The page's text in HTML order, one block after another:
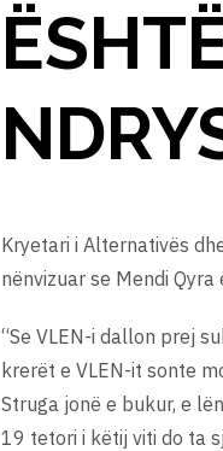
Kryetari i Alternativës
nënvizuar se Mendi
“Se VLEN-i dallon prej
krerët e VLEN-it sonte
Struga jonë e bukur, e
19 tetori i këtij viti do ta